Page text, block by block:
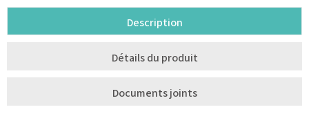
Description
Détails du produit
Documents joints